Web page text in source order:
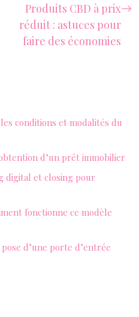
Produits CBD à prix
réduit : astuces pour
faire des économies
conditions et modalités du
d’un prêt immobilier
digital et closing pour
fonctionne ce modèle
d’une porte d’entrée